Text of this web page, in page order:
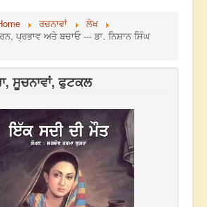
ਰਚਨਾਵਾਂ
ਲੇਖ
ਪ੍ਰਭਾਵ ਅਤੇ ਬਚਾਓ --- ਡਾ. ਨਿਸ਼ਾਨ ਸਿੰਘ
ਸੂਚਨਾਵਾਂ, ਫੁਟਕਲ